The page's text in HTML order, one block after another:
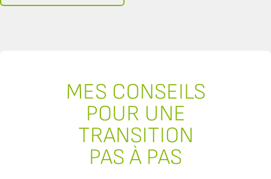
MES CONSEILS
POUR UNE
TRANSITION
PAS À PAS